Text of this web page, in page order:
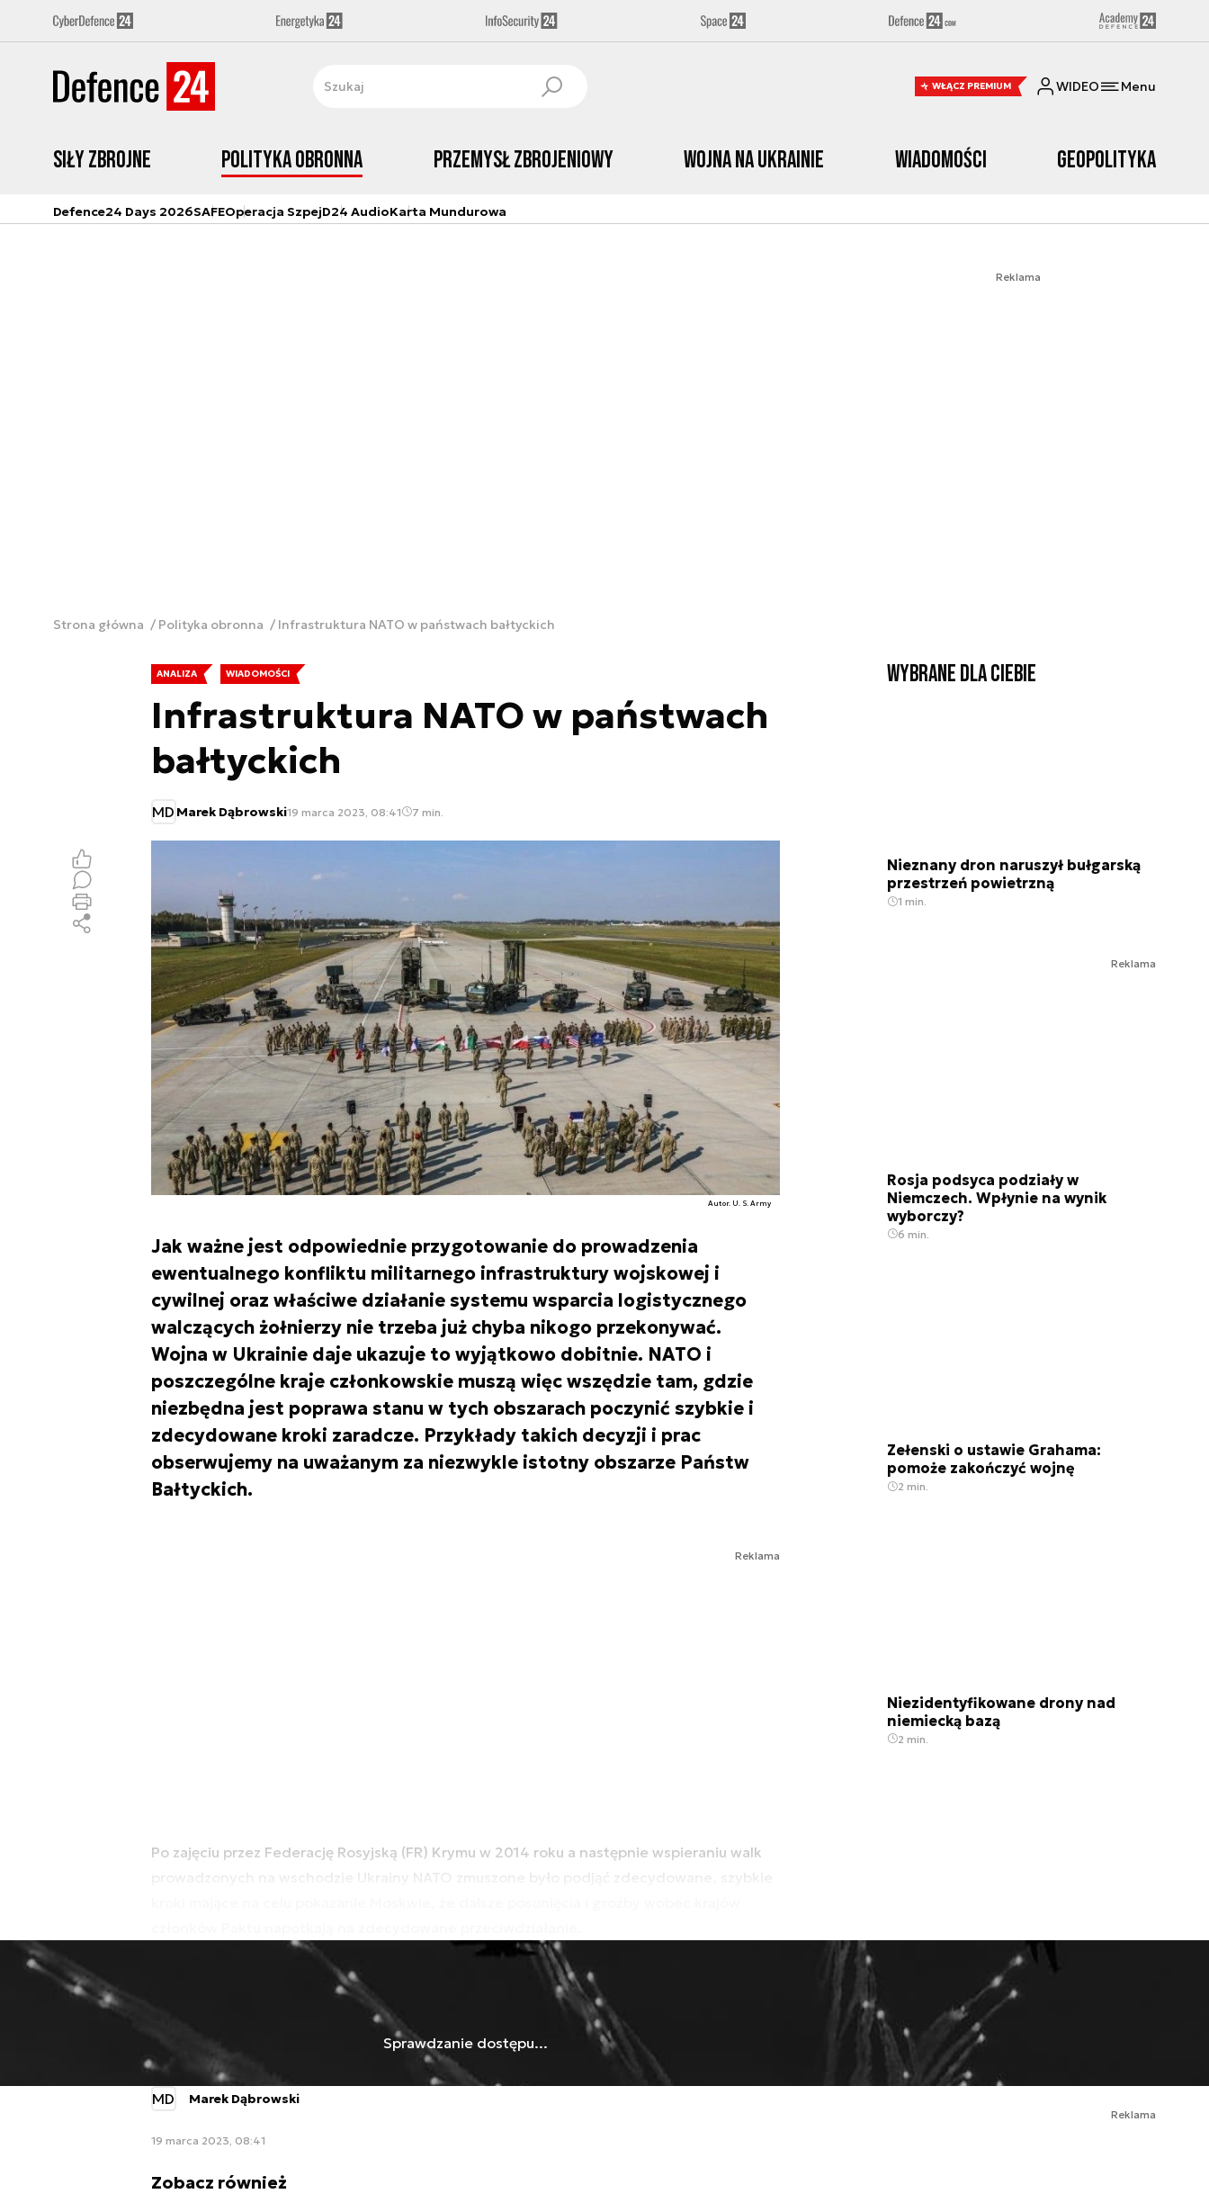
WŁĄCZ PREMIUM WIDEO Menu
Siły zbrojne Polityka obronna Przemysł Zbrojeniowy Wojna na Ukrainie Wiadomości Geopolityka
Defence24 Days 2026SAFEOperacja SzpejD24 AudioKarta Mundurowa
Reklama
Strona główna Polityka obronna Infrastruktura NATO w państwach bałtyckich
ANALIZA WIADOMOŚCI
Infrastruktura NATO w państwach
bałtyckich
MD Marek Dąbrowski19 marca 2023, 08:41 7 min.
Autor. U. S. Army
Jak ważne jest odpowiednie przygotowanie do prowadzenia
ewentualnego konfliktu militarnego infrastruktury wojskowej i
cywilnej oraz właściwe działanie systemu wsparcia logistycznego
walczących żołnierzy nie trzeba już chyba nikogo przekonywać.
Wojna w Ukrainie daje ukazuje to wyjątkowo dobitnie. NATO i
poszczególne kraje członkowskie muszą więc wszędzie tam, gdzie
niezbędna jest poprawa stanu w tych obszarach poczynić szybkie i
zdecydowane kroki zaradcze. Przykłady takich decyzji i prac
obserwujemy na uważanym za niezwykle istotny obszarze Państw
Bałtyckich.
Reklama
Po zajęciu przez Federację Rosyjską (FR) Krymu w 2014 roku a następnie wspieraniu walk
prowadzonych na wschodzie Ukrainy NATO zmuszone było podjąć zdecydowane, szybkie
Sprawdzanie dostępu...
MD Marek Dąbrowski
19 marca 2023, 08:41
Zobacz również
Wybrane dla Ciebie
Nieznany dron naruszył bułgarską
przestrzeń powietrzną
1 min.
Reklama
Rosja podsyca podziały w
Niemczech. Wpłynie na wynik
wyborczy?
6 min.
Zełenski o ustawie Grahama:
pomoże zakończyć wojnę
2 min.
Niezidentyfikowane drony nad
niemiecką bazą
2 min.
Nieustające pasmo reorganizacji.
Tak Ukraińcy zmieniają dowodzenie
na froncie [RAPORT]
Reklama